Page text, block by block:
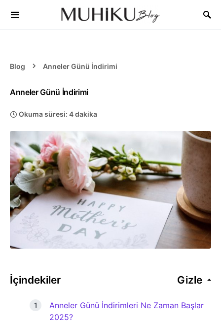
Blog Anneler Günü İndirimi
Anneler Günü İndirimi
Okuma süresi: 4 dakika
İçindekiler Gizle
Anneler Günü İndirimleri Ne Zaman Başlar
2025?